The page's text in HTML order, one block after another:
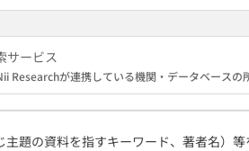
サービス
Researchが連携している機関・データベースの
題の資料を指すキーワード、著者名）等